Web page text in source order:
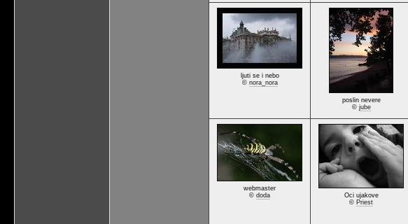
ljuti se i nebo
© nora_nora
poslin nevere
© jube
webmaster
©doda
Oci ujakove
© Priest